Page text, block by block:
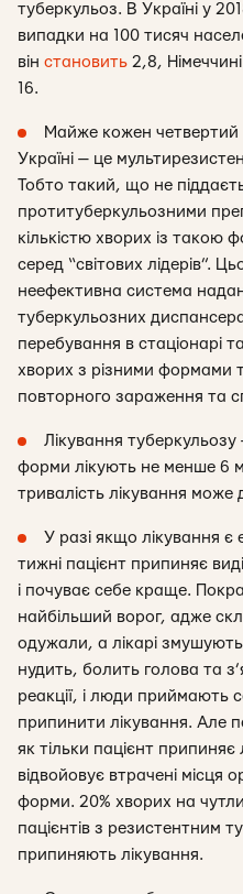
туберкульоз. В Україні у
випадки на 100 тисяч
він становить 2,8,
16.
Майже кожен четвертий
Україні — це
Тобто такий, що не
протитуберкульозними
кількістю хворих із такою
серед “світових лідерів”.
неефективна система
туберкульозних
перебування в стаціонарі
хворих з різними формами
повторного зараження та
Лікування
форми лікують не менше 6
тривалість лікування може
У разі якщо лікування
тижні пацієнт припиняє
і почуває себе краще.
найбільший ворог, адже
одужали, а лікарі змушують
нудить, болить голова та
реакції, і люди приймають
припинити лікування. Але
як тільки пацієнт
відвойовує втрачені місця
форми. 20% хворих на
пацієнтів з резистентним
припиняють лікування.